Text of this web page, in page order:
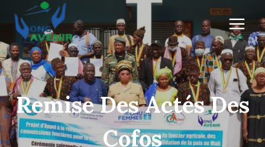
contenu
Remise Des Actés Des
Cofos